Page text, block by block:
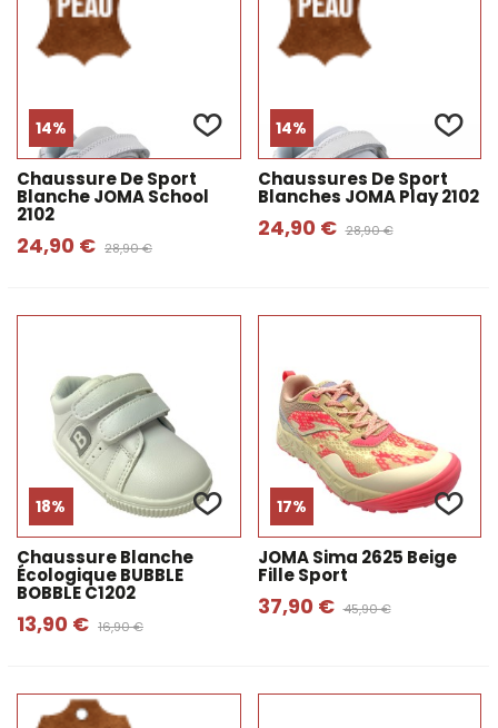
14%
Chaussure De Sport
Blanche JOMA School
2102
24,90 € 28,90 €
14%
Chaussures De Sport
Blanches JOMA Play 2102
24,90 € 28,90 €
18%
Chaussure Blanche
Écologique BUBBLE
BOBBLE C1202
13,90 € 16,90 €
17%
JOMA Sima 2625 Beige
Fille Sport
37,90 € 45,90 €